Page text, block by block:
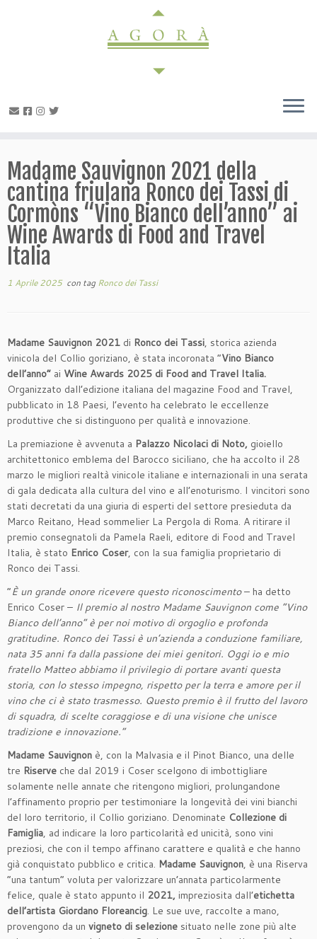
Madame Sauvignon 2021 della
cantina friulana Ronco dei Tassi di
Cormòns “Vino Bianco dell’anno” ai
Wine Awards di Food and Travel
Italia
1 Aprile 2025con tagRonco dei Tassi
Madame Sauvignon 2021 di Ronco dei Tassi, storica azienda
vinicola del Collio goriziano, è stata incoronata “Vino Bianco
dell’anno” ai Wine Awards 2025 di Food and Travel Italia.
Organizzato dall’edizione italiana del magazine Food and Travel,
pubblicato in 18 Paesi, l’evento ha celebrato le eccellenze
produttive che si distinguono per qualità e innovazione.
La premiazione è avvenuta a Palazzo Nicolaci di Noto, gioiello
architettonico emblema del Barocco siciliano, che ha accolto il 28
marzo le migliori realtà vinicole italiane e internazionali in una serata
di gala dedicata alla cultura del vino e all’enoturismo. I vincitori sono
stati decretati da una giuria di esperti del settore presieduta da
Marco Reitano, Head sommelier La Pergola di Roma. A ritirare il
premio consegnatoli da Pamela Raeli, editore di Food and Travel
Italia, è stato Enrico Coser, con la sua famiglia proprietario di
Ronco dei Tassi.
“È un grande onore ricevere questo riconoscimento– ha detto
Enrico Coser – Il premio al nostro Madame Sauvignon come “Vino
Bianco dell’anno” è per noi motivo di orgoglio e profonda
gratitudine. Ronco dei Tassi è un’azienda a conduzione familiare,
nata 35 anni fa dalla passione dei miei genitori. Oggi io e mio
fratello Matteo abbiamo il privilegio di portare avanti questa
storia, con lo stesso impegno, rispetto per la terra e amore per il
vino che ci è stato trasmesso. Questo premio è il frutto del lavoro
di squadra, di scelte coraggiose e di una visione che unisce
tradizione e innovazione.”
Madame Sauvignon è, con la Malvasia e il Pinot Bianco, una delle
tre Riserve che dal 2019 i Coser scelgono di imbottigliare
solamente nelle annate che ritengono migliori, prolungandone
l’affinamento proprio per testimoniare la longevità dei vini bianchi
del loro territorio, il Collio goriziano. Denominate Collezione di
Famiglia, ad indicare la loro particolarità ed unicità, sono vini
preziosi, che con il tempo affinano carattere e qualità e che hanno
già conquistato pubblico e critica. Madame Sauvignon, è una Riserva
“una tantum” voluta per valorizzare un’annata particolarmente
felice, quale è stato appunto il 2021, impreziosita dall’etichetta
dell’artista Giordano Floreancig. Le sue uve, raccolte a mano,
provengono da un vigneto di selezione situato nelle zone più alte